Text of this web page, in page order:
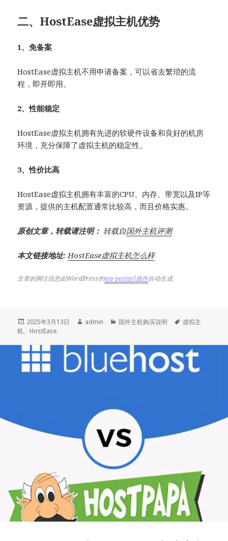
二、HostEase虚拟主机优势
1、免备案
HostEase虚拟主机不用申请备案，可以省去繁琐的流
程，即开即用。
2、性能稳定
HostEase虚拟主机拥有先进的软硬件设备和良好的机房
环境，充分保障了虚拟主机的稳定性。
3、性价比高
HostEase虚拟主机拥有丰富的CPU、内存、带宽以及IP等
资源，提供的主机配置通常比较高，而且价格实惠。
原创文章，转载请注明： 转载自国外主机评测
本文链接地址: HostEase虚拟主机怎么样
文章的脚注信息由WordPress的wp-posturl插件自动生成
发
布
2025年3月13日
作
admin
分
国外主机购买说明
标
虚拟主
机、 HostEase